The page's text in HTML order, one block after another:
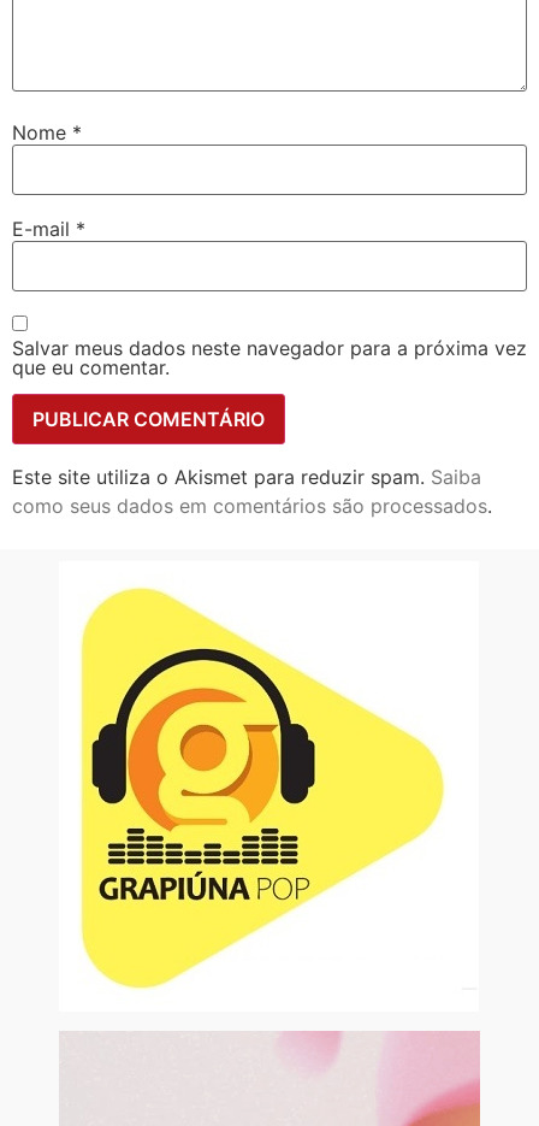
Nome *
E-mail *
Salvar meus dados neste navegador para a próxima vez
que eu comentar.
Este site utiliza o Akismet para reduzir spam. Saiba
como seus dados em comentários são processados.